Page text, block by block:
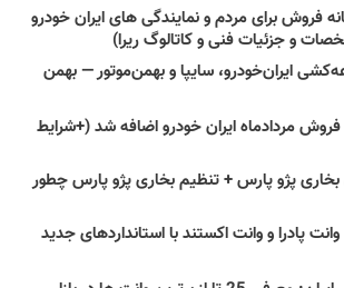
فروش برای مردم و نمایندگی های ایران خودرو
و جزئیات فنی و کاتالوگ ریرا)
ایران‌خودرو، سایپا و بهمن‌موتور — بهمن
فروش مردادماه ایران خودرو اضافه شد (+شرایط
پژو پارس + تنظیم بخاری پژو پارس چطور
پادرا و وانت اکستند با استانداردهای جدید